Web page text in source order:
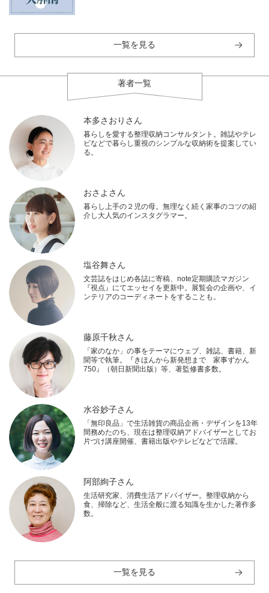
一覧を見る
著者一覧
本多さおりさん
暮らしを愛する整理収納コンサルタント。雑誌やテレ
ビなどで暮らし重視のシンプルな収納術を提案してい
る。
おさよさん
暮らし上手の２児の母。無理なく続く家事のコツの紹
介し大人気のインスタグラマー。
塩谷舞さん
文芸誌をはじめ各誌に寄稿、note定期購読マガジン
『視点』にてエッセイを更新中。展覧会の企画や、イ
ンテリアのコーディネートをすることも。
藤原千秋さん
「家のなか」の事をテーマにウェブ、雑誌、書籍、新
聞等で執筆。『きほんから新発想まで 家事ずかん
750』（朝日新聞出版）等、著監修書多数。
水谷妙子さん
「無印良品」で生活雑貨の商品企画・デザインを13年
間務めたのち、現在は整理収納アドバイザーとしてお
片づけ講座開催、書籍出版やテレビなどで活躍。
阿部絢子さん
生活研究家、消費生活アドバイザー。整理収納から
食、掃除など、生活全般に渡る知識を生かした著作多
数。
一覧を見る